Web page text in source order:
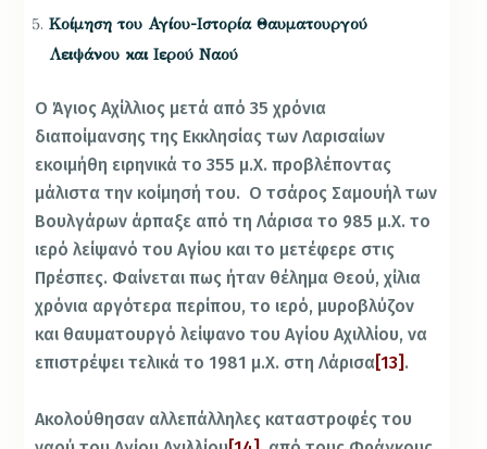
Κοίμηση του Αγίου-Ιστορία Θαυματουργού
Λειψάνου και Ιερού Ναού
Ο Άγιος Αχίλλιος μετά από 35 χρόνια
διαποίμανσης της Εκκλησίας των Λαρισαίων
εκοιμήθη ειρηνικά το 355 μ.Χ. προβλέποντας
μάλιστα την κοίμησή του. Ο τσάρος Σαμουήλ των
Βουλγάρων άρπαξε από τη Λάρισα το 985 μ.Χ. το
ιερό λείψανό του Αγίου και το μετέφερε στις
Πρέσπες. Φαίνεται πως ήταν θέλημα Θεού, χίλια
χρόνια αργότερα περίπου, το ιερό, μυροβλύζον
και θαυματουργό λείψανο του Αγίου Αχιλλίου, να
επιστρέψει τελικά το 1981 μ.Χ. στη Λάρισα[13] .
Ακολούθησαν αλλεπάλληλες καταστροφές του